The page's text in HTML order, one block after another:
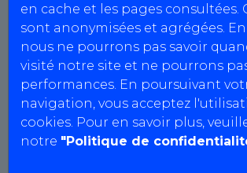
en cache et les pages consultées.
sont anonymisées et agrégées.
nous ne pourrons pas savoir
visité notre site et ne pourrons
performances. En poursuivant
navigation, vous acceptez
cookies. Pour en savoir plus,
notre "Politique de
COUTARD CONTROLE
Agrément : L003Z125
SIRET : 919 257 063 00017
N° intracommunautaire :
Capital social : 1500 €
Le présent site web est édité